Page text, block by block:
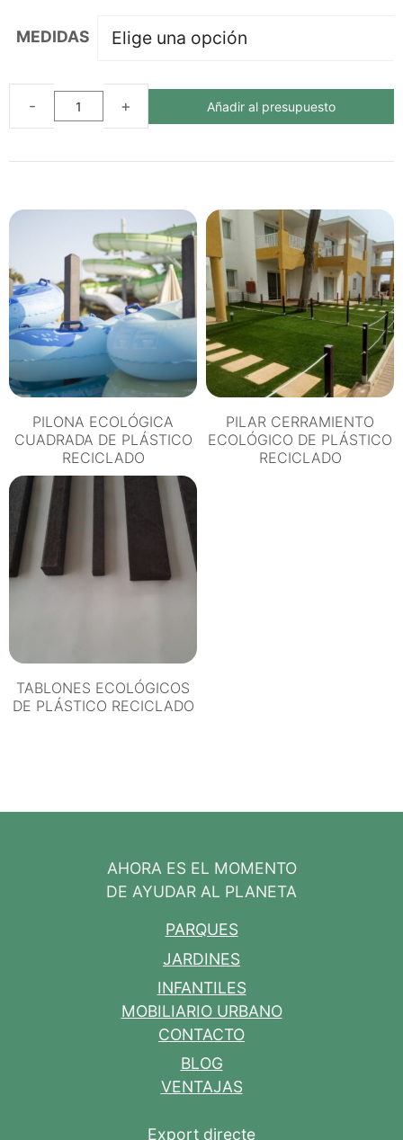
MEDIDAS
DE
RECICLADO
cantidad
Añadir al presupuesto
PILONA ECOLÓGICA
CUADRADA DE PLÁSTICO
RECICLADO
PILAR CERRAMIENTO
ECOLÓGICO DE PLÁSTICO
RECICLADO
TABLONES ECOLÓGICOS
DE PLÁSTICO RECICLADO
AHORA ES EL MOMENTO
DE AYUDAR AL PLANETA
PARQUES
JARDINES
INFANTILES
MOBILIARIO URBANO
CONTACTO
BLOG
VENTAJAS
Export directe